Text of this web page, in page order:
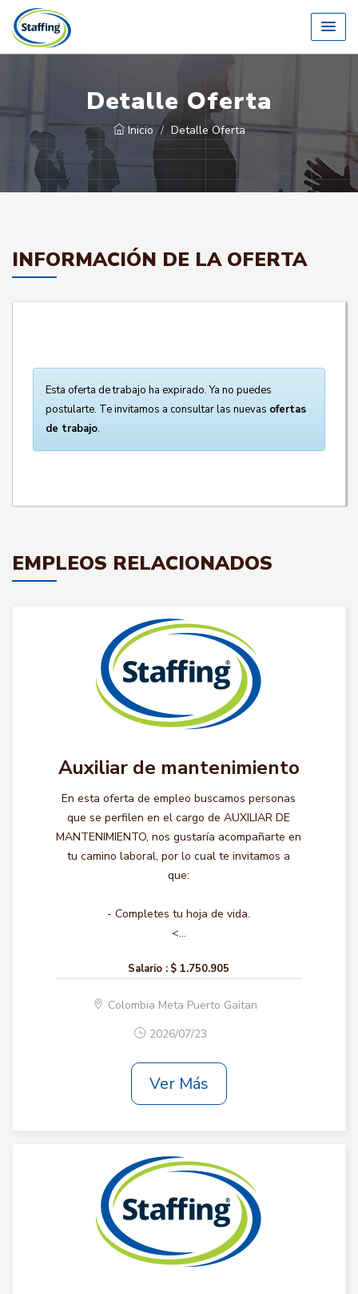
Detalle Oferta
Inicio Detalle Oferta
INFORMACIÓN DE LA OFERTA
Esta oferta de trabajo ha expirado. Ya no puedes
postularte. Te invitamos a consultar las nuevas ofertas
de trabajo.
EMPLEOS RELACIONADOS
Auxiliar de mantenimiento
En esta oferta de empleo buscamos personas
que se perfilen en el cargo de AUXILIAR DE
MANTENIMIENTO, nos gustaría acompañarte en
tu camino laboral, por lo cual te invitamos a
que:
- Completes tu hoja de vida.
<...
Salario : $ 1.750.905
Colombia Meta Puerto Gaitan
2026/07/23
Ver Más